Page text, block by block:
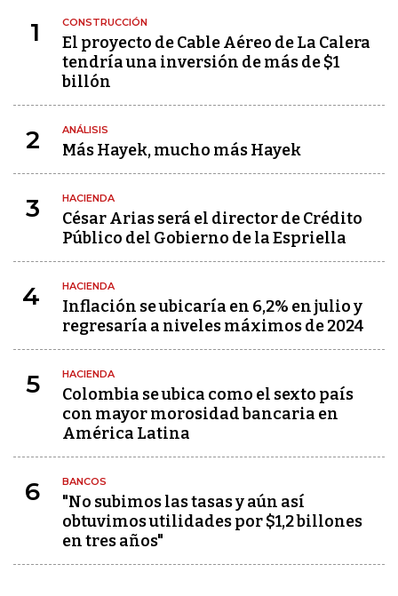
1 CONSTRUCCIÓN
El proyecto de Cable Aéreo de La Calera
tendría una inversión de más de $1
billón
2 ANÁLISIS
Más Hayek, mucho más Hayek
3 HACIENDA
César Arias será el director de Crédito
Público del Gobierno de la Espriella
4 HACIENDA
Inflación se ubicaría en 6,2% en julio y
regresaría a niveles máximos de 2024
5 HACIENDA
Colombia se ubica como el sexto país
con mayor morosidad bancaria en
América Latina
6 BANCOS
"No subimos las tasas y aún así
obtuvimos utilidades por $1,2 billones
en tres años"